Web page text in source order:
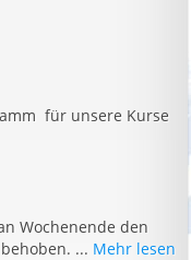
für unsere Kurse
Wochenende den
... Mehr lesen